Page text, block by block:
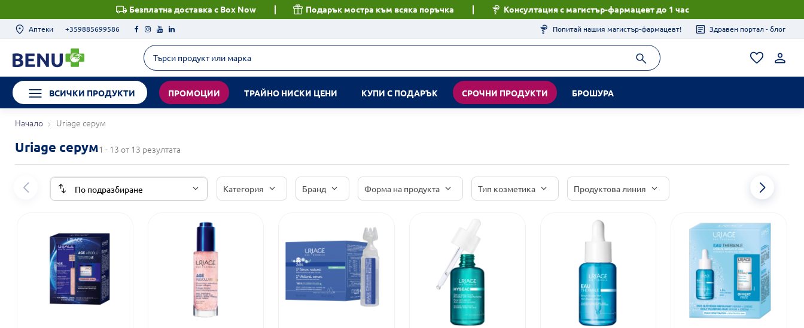
Безплатна доставка с Box Now Подарък мостра към всяка поръчка Консултация с магистър-фармацевт до 1 час
Аптеки +359885699586 Попитай нашия магистър-фармацевт! Здравен портал - блог
ВСИЧКИ ПРОДУКТИ ПРОМОЦИИ ТРАЙНО НИСКИ ЦЕНИ КУПИ С ПОДАРЪК СРОЧНИ ПРОДУКТИ БРОШУРА
Начало Uriage серум
Uriage серум1 - 13 от 13 резултата
Категория Бранд Форма на продукта Тип козметика Продуктова линия